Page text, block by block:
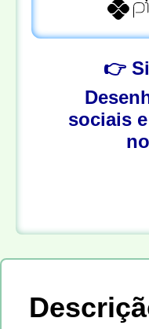
👉
sociais